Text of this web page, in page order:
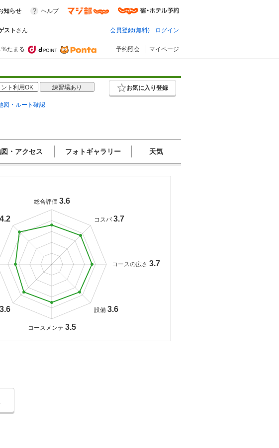
知らせ ヘルプ
スト さん 会員登録(無料) ログイン
たまる 予約照会 マイページ
ト利用OK 練習場あり お気に入り登録
図・ルート確認
・アクセス フォトギャラリー 天気
総合評価 3.6
コスパ 3.7
コースの広さ 3.7
設備 3.6
コースメンテ 3.5
3.6
4.2